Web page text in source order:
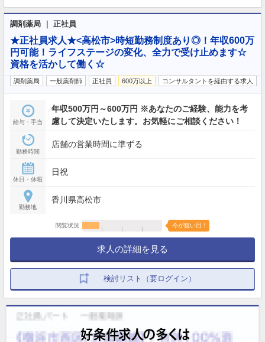
調剤薬局 ｜ 正社員
★正社員求人★<高松市>時短勤務制度あり◎！年収600万
円可能！ライフステージの変化、全力で受け止めます☆
資格を活かして働く☆
調剤薬局 一般薬剤師 正社員 600万以上 コンサルタントを経由する求人
給与・手当
年収500万円～600万円 ※あなたのご経験、能力を考
慮して決定いたします。お気軽にご相談ください！
勤務時間
店舗の営業時間に準ずる
休日・休暇
日祝
勤務地
香川県高松市
閲覧状況 今が狙い目！
求人の詳細を見る
検討リスト（要ログイン）